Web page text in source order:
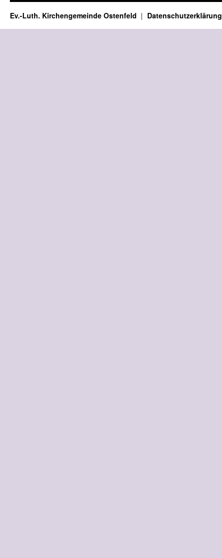
Ev.-Luth. Kirchengemeinde Ostenfeld Datenschutzerklärung